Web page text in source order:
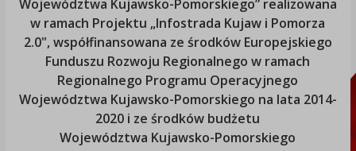
Województwa Kujawsko-Pomorskiego” realizowana
w ramach Projektu „Infostrada Kujaw i Pomorza
2.0", współfinansowana ze środków Europejskiego
Funduszu Rozwoju Regionalnego w ramach
Regionalnego Programu Operacyjnego
Województwa Kujawsko-Pomorskiego na lata 2014-
2020 i ze środków budżetu
Województwa Kujawsko-Pomorskiego